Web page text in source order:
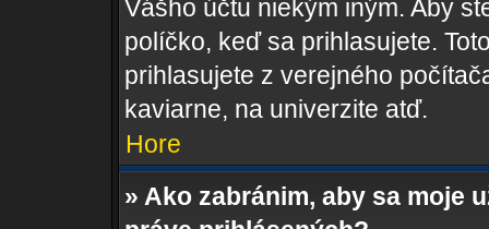
Vášho účtu niekým iným. Aby
políčko, keď sa prihlasujete.
prihlasujete z verejného
kaviarne, na univerzite atď.
Hore
» Ako zabránim, aby sa moje